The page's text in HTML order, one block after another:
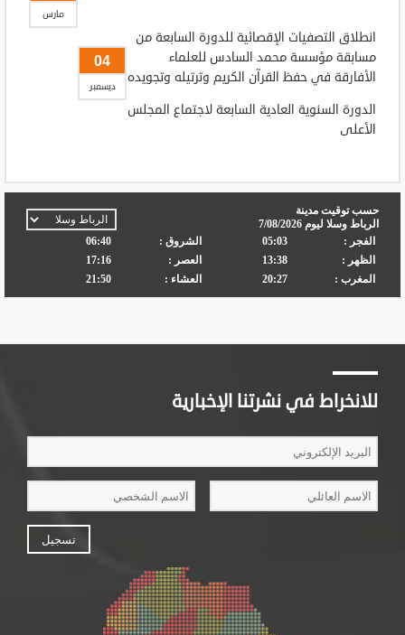
مارس
انطلاق التصفيات الإقصائية للدورة السابعة من
مسابقة مؤسسة محمد السادس للعلماء
الأفارقة في حفظ القرآن الكريم وترتيله وتجويده
04
ديسمبر
الدورة السنوية العادية السابعة لاجتماع المجلس
الأعلى
للانخراط في نشرتنا الإخبارية